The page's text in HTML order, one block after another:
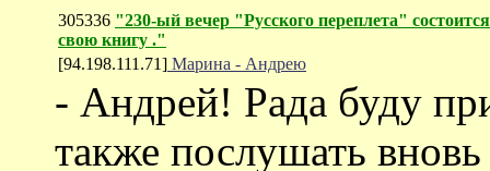
305336 "230-ый вечер "Русского переплета"
свою книгу ."
[94.198.111.71] Марина - Андрею
- Андрей! Рада буду
также послушать